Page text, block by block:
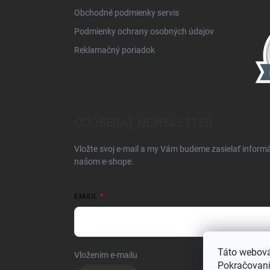
Táto
Obchodné podmienky servis
Podmienky ochrany osobných údajov
Reklamačný poriadok
Vložte svoj e-mail a my Vám budeme zasielať
našom e-shope.
EMAIL
Vložením e-mailu súhlasíte so spracúvaním